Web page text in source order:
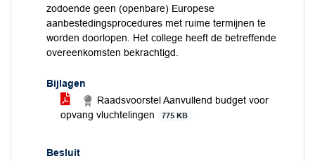
zodoende geen (openbare) Europese
aanbestedingsprocedures met ruime termijnen te
worden doorlopen. Het college heeft de betreffende
overeenkomsten bekrachtigd.
Bijlagen
Raadsvoorstel Aanvullend budget voor
opvang vluchtelingen
775 KB
Besluit